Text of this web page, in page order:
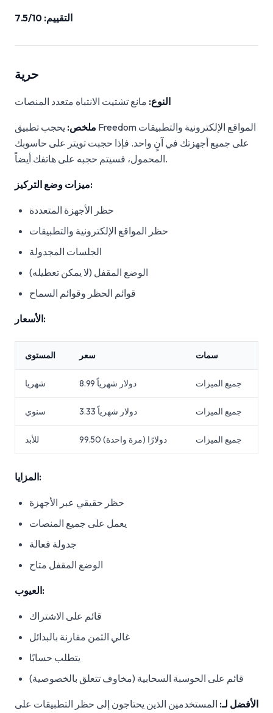
التقييم: 7.5/10
حرية
النوع: مانع تشتيت الانتباه متعدد المنصات
ملخص: يحجب تطبيق Freedom المواقع الإلكترونية والتطبيقات
على جميع أجهزتك في آنٍ واحد. فإذا حجبت تويتر على حاسوبك
المحمول، فسيتم حجبه على هاتفك أيضاً.
ميزات وضع التركيز:
حظر الأجهزة المتعددة
حظر المواقع الإلكترونية والتطبيقات
الجلسات المجدولة
الوضع المقفل (لا يمكن تعطيله)
قوائم الحظر وقوائم السماح
الأسعار:
المستوى سعر سمات
شهريا 8.99 دولار شهرياً جميع الميزات
سنوي 3.33 دولار شهرياً جميع الميزات
للأبد 99.50 دولارًا (مرة واحدة) جميع الميزات
المزايا:
حظر حقيقي عبر الأجهزة
يعمل على جميع المنصات
جدولة فعالة
الوضع المقفل متاح
العيوب:
قائم على الاشتراك
غالي الثمن مقارنة بالبدائل
يتطلب حسابًا
قائم على الحوسبة السحابية (مخاوف تتعلق بالخصوصية)
الأفضل لـ: المستخدمين الذين يحتاجون إلى حظر التطبيقات على